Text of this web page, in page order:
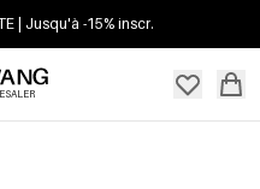
| Jusqu'à -15% inscr.